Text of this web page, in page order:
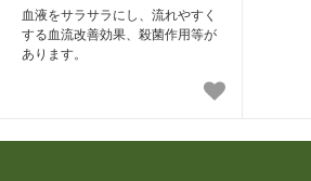
血液をサラサラにし、流れやすく
する血流改善効果、殺菌作用等が
あります。